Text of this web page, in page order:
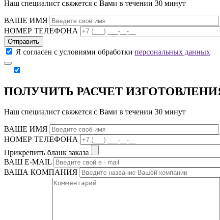
Наш специалист свяжется с Вами в течении 30 минут
ВАШЕ ИМЯ
НОМЕР ТЕЛЕФОНА
Отправить
Я согласен с условиями обработки персональных данных
ПОЛУЧИТЬ РАСЧЕТ
Наш специалист свяжется с Вами в течении 30 минут
ВАШЕ ИМЯ
НОМЕР ТЕЛЕФОНА
Прикрепить бланк заказа
ВАШ Е-МAIL
ВАША КОМПАНИЯ